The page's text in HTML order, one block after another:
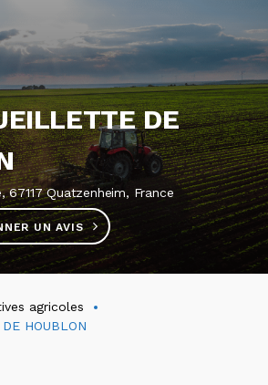
DE
67117 Quatzenheim, France
UN AVIS
agricoles
HOUBLON